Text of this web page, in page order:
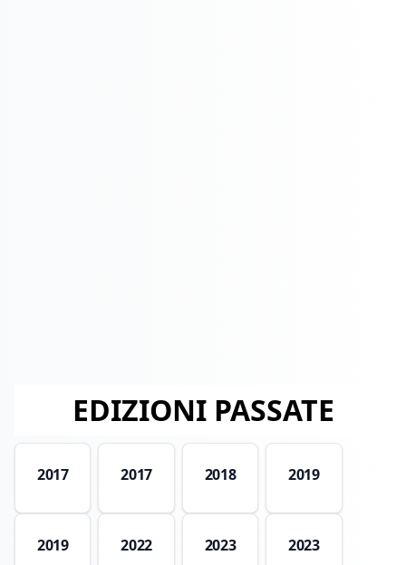
EDIZIONI PASSATE
2017 2017 2018 2019
2019 2022 2023 2023